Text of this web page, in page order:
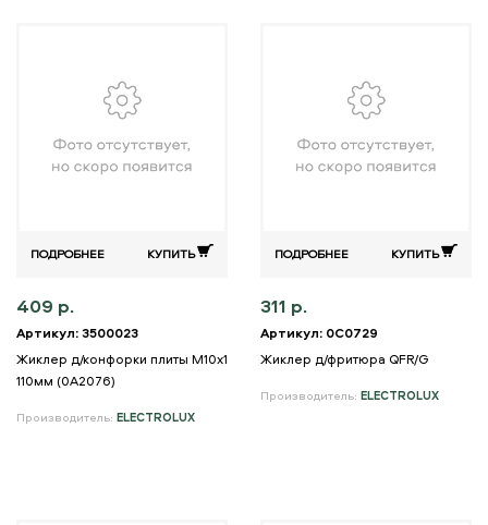
ПОДРОБНЕЕ КУПИТЬ
409 р.
Артикул: 3500023
Жиклер д/конфорки плиты M10x1
110мм (0A2076)
Производитель: ELECTROLUX
ПОДРОБНЕЕ КУПИТЬ
311 р.
Артикул: 0C0729
Жиклер д/фритюра QFR/G
Производитель: ELECTROLUX